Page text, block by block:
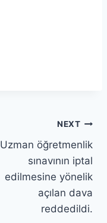
NEXT
Uzman öğretmenlik
sınavının iptal
edilmesine yönelik
açılan dava
reddedildi.